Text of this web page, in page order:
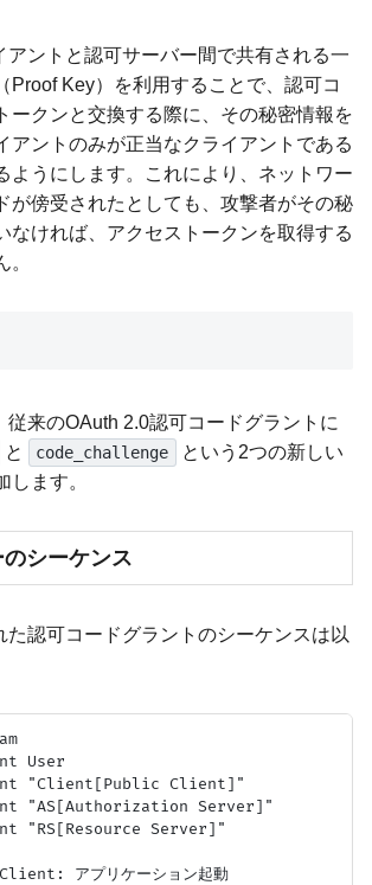
アントと認可サーバー間で共有される一
Proof Key）を利用することで、認可コ
ークンと交換する際に、その秘密情報を
アントのみが正当なクライアントである
ようにします。これにより、ネットワー
が傍受されたとしても、攻撃者がその秘
なければ、アクセストークンを取得する
従来のOAuth 2.0認可コードグラントに
と code_challenge
という2つの新しい
します。
シーケンス
た認可コードグラントのシーケンスは以
User
"Client[Public Client]"
"AS[Authorization Server]"
"RS[Resource Server]"
アプリケーション起動